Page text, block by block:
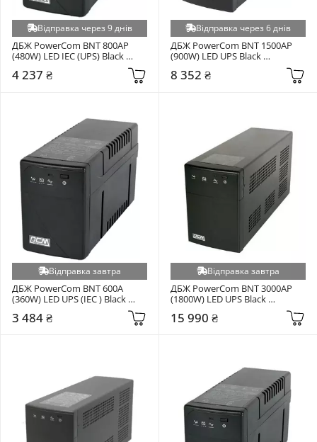
Відправка через 9 днів
ДБЖ PowerCom BNT 800AP
(480W) LED IEC (UPS) Black
4 237 ₴
Відправка через 6 днів
ДБЖ PowerCom BNT 1500AP
(900W) LED UPS Black
8 352 ₴
Відправка завтра
ДБЖ PowerCom BNT 600A
(360W) LED UPS (IEC ) Black
3 484 ₴
Відправка завтра
ДБЖ PowerCom BNT 3000AP
(1800W) LED UPS Black
15 990 ₴